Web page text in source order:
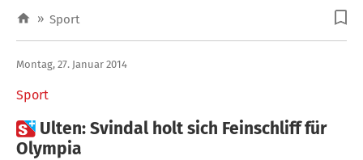
» Sport
Sport
Montag, 27. Januar 2014
 Ulten: Svindal holt sich Feinschliff für
Olympia